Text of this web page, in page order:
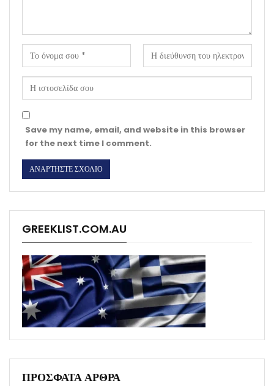
Save my name, email, and website in this browser
for the next time I comment.
GREEKLIST.COM.AU
ΠΡΟΣΦΑΤΑ ΑΡΘΡΑ